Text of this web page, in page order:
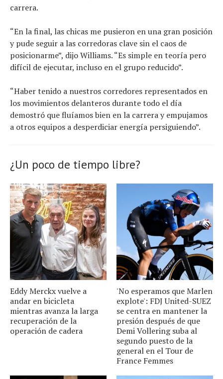
carrera.
“En la final, las chicas me pusieron en una gran posición
y pude seguir a las corredoras clave sin el caos de
posicionarme”, dijo Williams. “Es simple en teoría pero
difícil de ejecutar, incluso en el grupo reducido”.
“Haber tenido a nuestros corredores representados en
los movimientos delanteros durante todo el día
demostró que fluíamos bien en la carrera y empujamos
a otros equipos a desperdiciar energía persiguiendo”.
¿Un poco de tiempo libre?
Eddy Merckx vuelve a
andar en bicicleta
mientras avanza la larga
recuperación de la
operación de cadera
'No esperamos que Marlen
explote': FDJ United-SUEZ
se centra en mantener la
presión después de que
Demi Vollering suba al
segundo puesto de la
general en el Tour de
France Femmes